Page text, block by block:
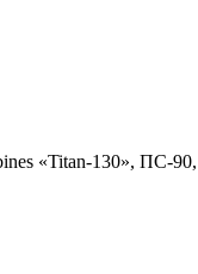
«Titan-130»,